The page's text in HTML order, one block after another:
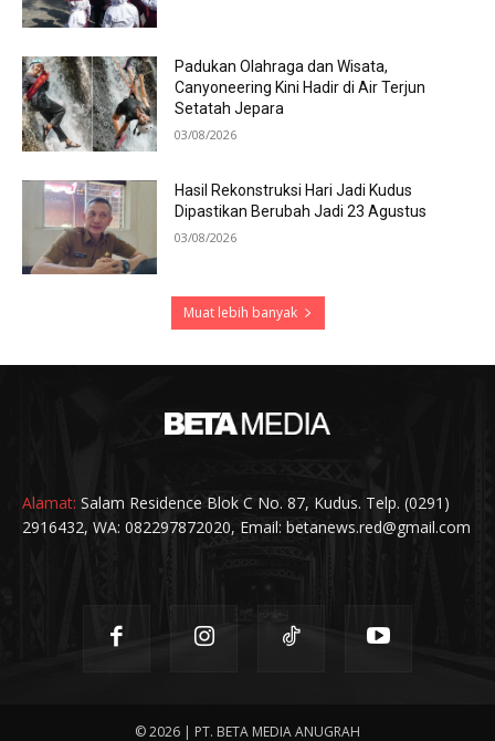
Padukan Olahraga dan Wisata,
Canyoneering Kini Hadir di Air Terjun
Setatah Jepara
03/08/2026
Hasil Rekonstruksi Hari Jadi Kudus
Dipastikan Berubah Jadi 23 Agustus
03/08/2026
Muat lebih banyak
Alamat: Salam Residence Blok C No. 87, Kudus. Telp. (0291)
2916432, WA: 082297872020, Email: betanews.red@gmail.com
© 2026 | PT. BETA MEDIA ANUGRAH